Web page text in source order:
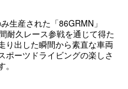
生産された「86GRMN」
耐久レース参戦を通じて得た
り出した瞬間から素直な車両
ポーツドライビングの楽しさ